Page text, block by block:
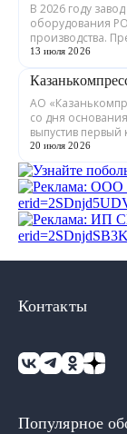
В 2026 году
оборудования
производства.
Республики
13 июля 2026
АО
со дня
выпустив
года входит в
20 июля 2026
Популярное
Контакты